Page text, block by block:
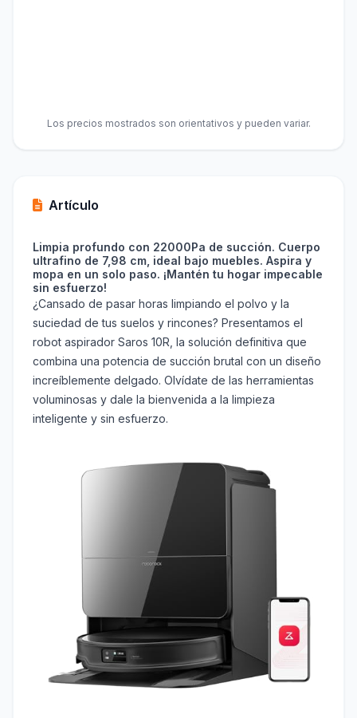
Los precios mostrados son orientativos y pueden variar.
Artículo
Limpia profundo con 22000Pa de succión. Cuerpo
ultrafino de 7,98 cm, ideal bajo muebles. Aspira y
mopa en un solo paso. ¡Mantén tu hogar impecable
sin esfuerzo!
¿Cansado de pasar horas limpiando el polvo y la
suciedad de tus suelos y rincones? Presentamos el
robot aspirador Saros 10R, la solución definitiva que
combina una potencia de succión brutal con un diseño
increíblemente delgado. Olvídate de las herramientas
voluminosas y dale la bienvenida a la limpieza
inteligente y sin esfuerzo.